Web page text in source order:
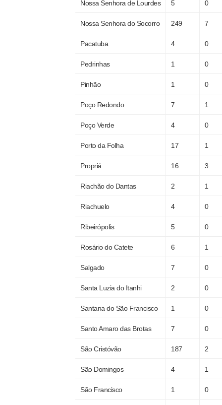
Nossa Senhora de Lourdes 5 0
Nossa Senhora do Socorro 249 7
Pacatuba 4 0
Pedrinhas 1 0
Pinhão 1 0
Poço Redondo 7 1
Poço Verde 4 0
Porto da Folha 17 1
Propriá 16 3
Riachão do Dantas 2 1
Riachuelo 4 0
Ribeirópolis 5 0
Rosário do Catete 6 1
Salgado 7 0
Santa Luzia do Itanhi 2 0
Santana do São Francisco 1 0
Santo Amaro das Brotas 7 0
São Cristóvão 187 2
São Domingos 4 1
São Francisco 1 0